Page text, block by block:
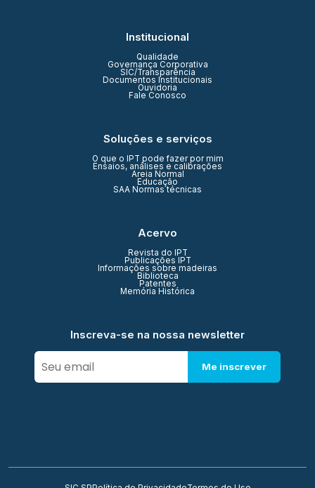
Institucional
Qualidade
Governança Corporativa
SIC/Transparência
Documentos Institucionais
Ouvidoria
Fale Conosco
Soluções e serviços
O que o IPT pode fazer por mim
Ensaios, análises e calibrações
Areia Normal
Educação
SAA Normas técnicas
Acervo
Revista do IPT
Publicações IPT
Informações sobre madeiras
Biblioteca
Patentes
Memória Histórica
Inscreva-se na nossa newsletter
Me inscrever